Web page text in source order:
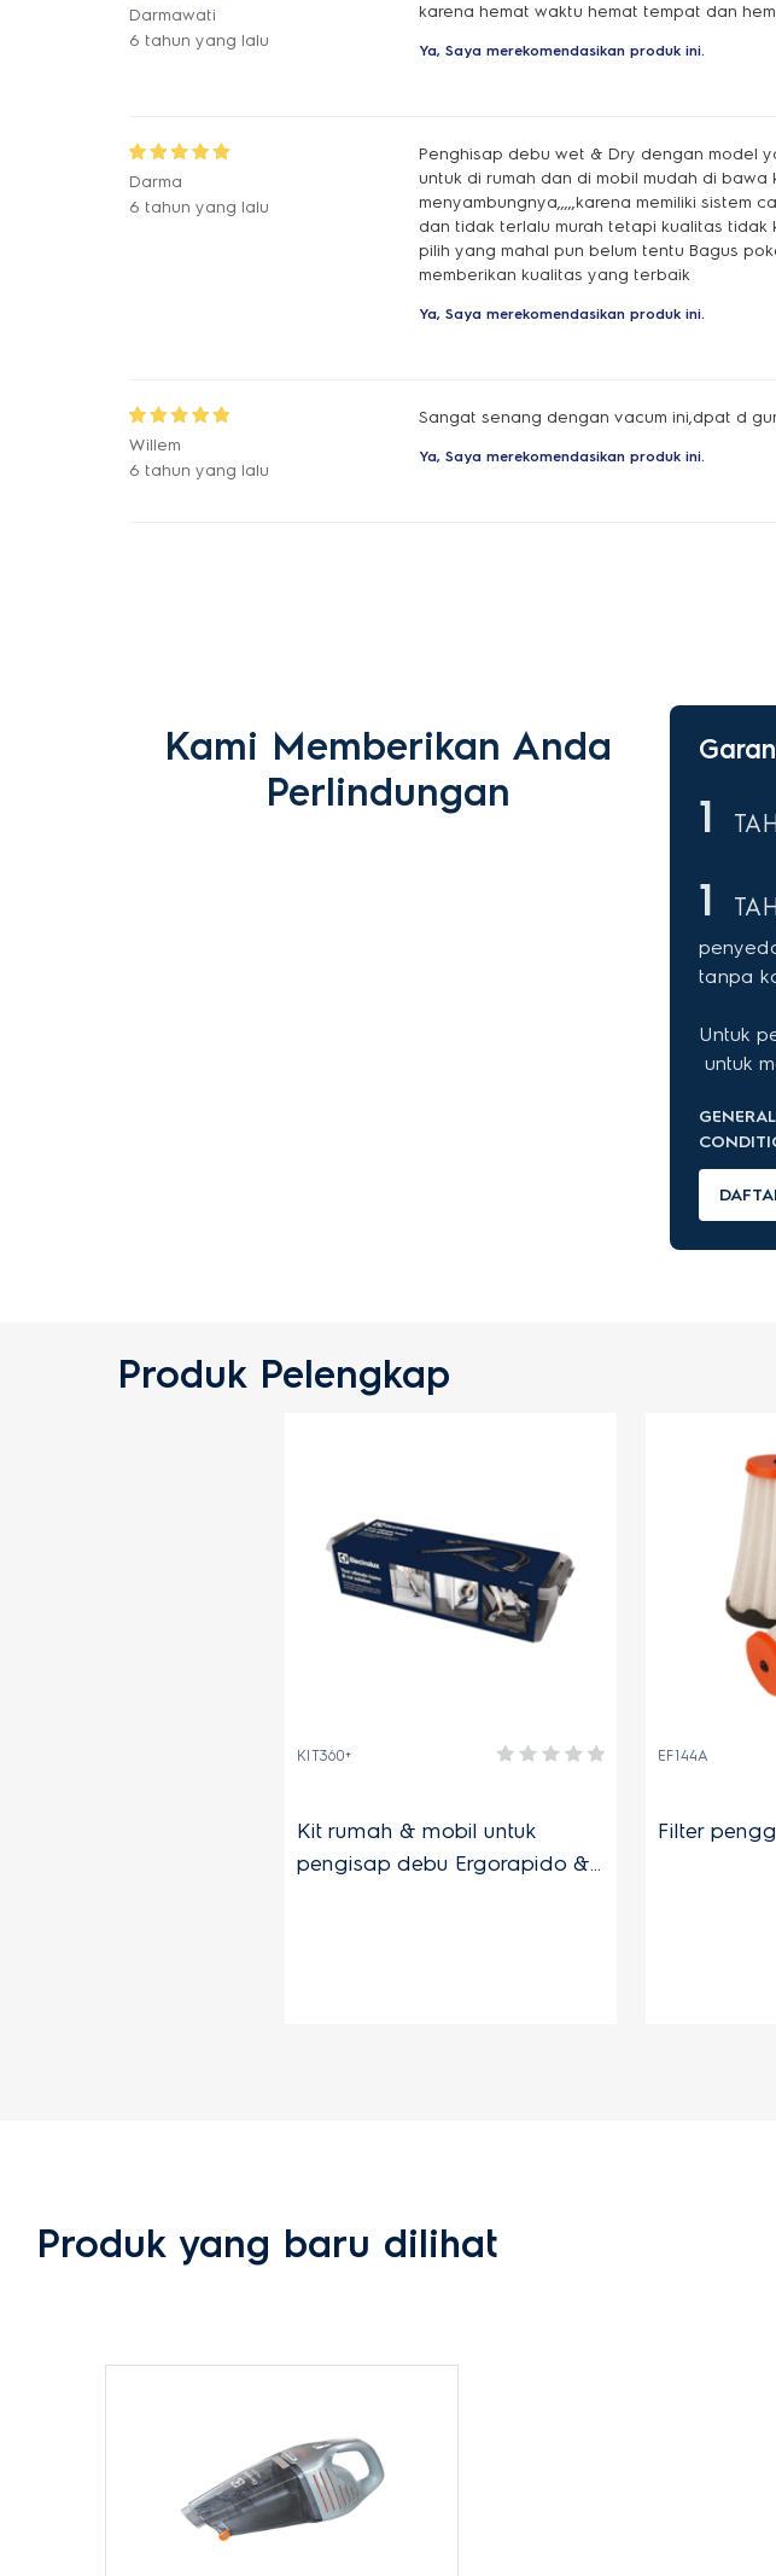
Darmawati
6 tahun yang lalu
karena hemat waktu hemat tempat dan
Ya, Saya merekomendasikan produk ini.
Darma
6 tahun yang lalu
Penghisap debu wet & Dry dengan model
untuk di rumah dan di mobil mudah di
menyambungnya,,,,,karena memiliki sistem
dan tidak terlalu murah tetapi kualitas
pilih yang mahal pun belum tentu Bagus
memberikan kualitas yang terbaik
Ya, Saya merekomendasikan produk ini.
Willem
6 tahun yang lalu
Sangat senang dengan vacum ini,dpat d
Ya, Saya merekomendasikan produk ini.
Kami Memberikan Anda
Perlindungan
1
1
tanpa
Untuk
untuk
Produk Pelengkap
KIT360+
Kit rumah & mobil untuk
pengisap debu Ergorapido &
EF144A
Filter
Produk yang baru dilihat